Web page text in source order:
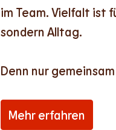
im Team. Vielfalt ist
sondern Alltag.
Denn nur gemeinsam
Mehr erfahren